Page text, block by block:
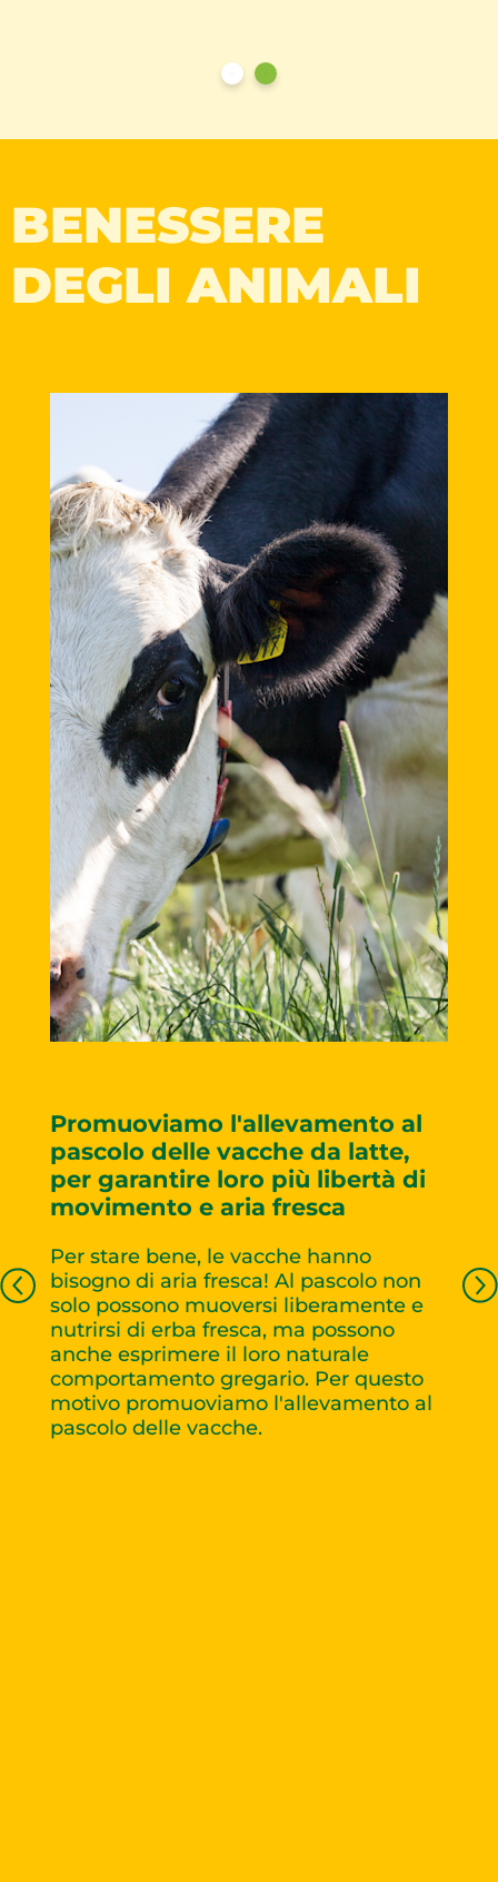
BENESSERE
DEGLI ANIMALI
Promuoviamo l'allevamento al
pascolo delle vacche da latte,
per garantire loro più libertà di
movimento e aria fresca
Per stare bene, le vacche hanno
bisogno di aria fresca! Al pascolo non
solo possono muoversi liberamente e
nutrirsi di erba fresca, ma possono
anche esprimere il loro naturale
comportamento gregario. Per questo
motivo promuoviamo l'allevamento al
pascolo delle vacche.